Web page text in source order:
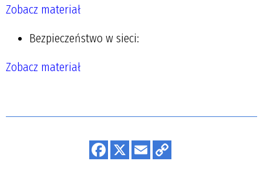
Zobacz materiał
Bezpieczeństwo w sieci:
Zobacz materiał